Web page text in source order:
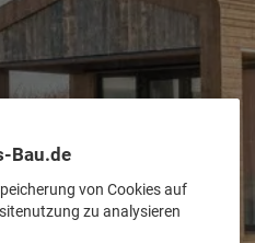
Bau.de
von Cookies auf
zu analysieren